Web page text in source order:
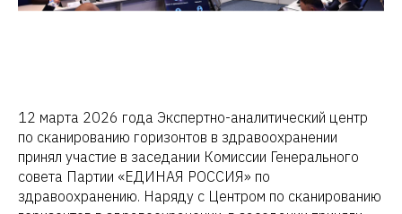
12 марта 2026 года Экспертно-аналитический центр
по сканированию горизонтов в здравоохранении
принял участие в заседании Комиссии Генерального
совета Партии «ЕДИНАЯ РОССИЯ» по
здравоохранению. Наряду с Центром по сканированию